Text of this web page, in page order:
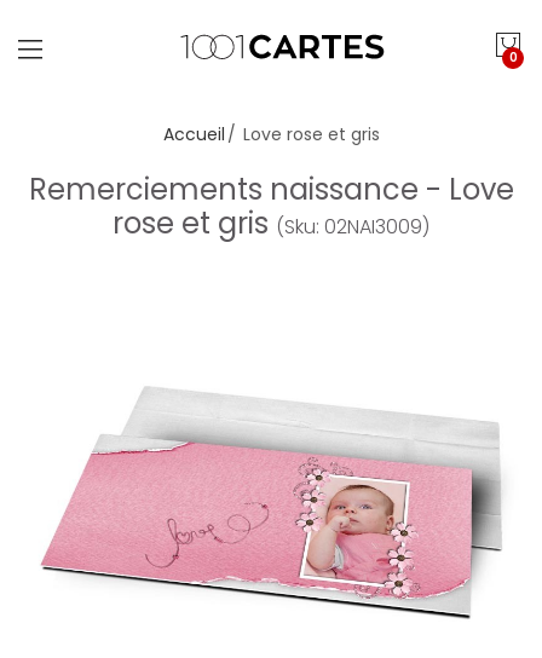
0
Accueil Love rose et gris
Remerciements naissance - Love
rose et gris (Sku: 02NAI3009)